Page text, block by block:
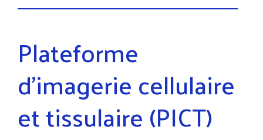
Plateforme
d'imagerie cellulaire
et tissulaire (PICT)